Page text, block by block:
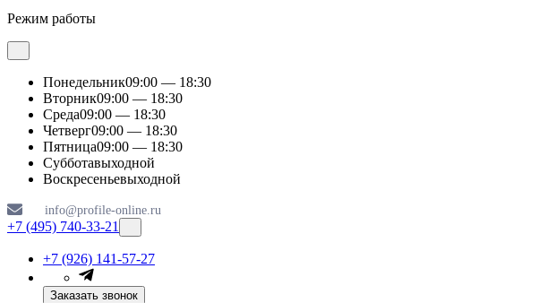
Режим работы
Понедельник09:00 — 18:30
Вторник09:00 — 18:30
Среда09:00 — 18:30
Четверг09:00 — 18:30
Пятница09:00 — 18:30
Субботавыходной
Воскресеньевыходной
info@profile-online.ru
+7 (495) 740-33-21
+7 (926) 141-57-27
Заказать звонок